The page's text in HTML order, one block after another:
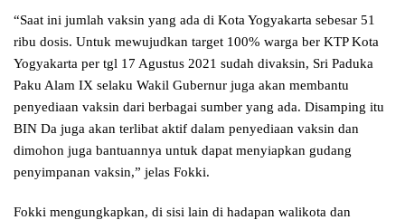
“Saat ini jumlah vaksin yang ada di Kota Yogyakarta sebesar 51
ribu dosis. Untuk mewujudkan target 100% warga ber KTP Kota
Yogyakarta per tgl 17 Agustus 2021 sudah divaksin, Sri Paduka
Paku Alam IX selaku Wakil Gubernur juga akan membantu
penyediaan vaksin dari berbagai sumber yang ada. Disamping itu
BIN Da juga akan terlibat aktif dalam penyediaan vaksin dan
dimohon juga bantuannya untuk dapat menyiapkan gudang
penyimpanan vaksin,” jelas Fokki.
Fokki mengungkapkan, di sisi lain di hadapan walikota dan